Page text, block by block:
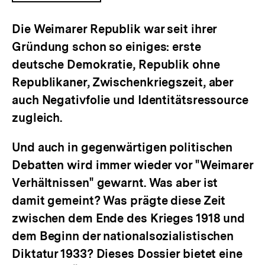
ÖFFNEN
Die Weimarer Republik war seit ihrer
Gründung schon so einiges: erste
deutsche Demokratie, Republik ohne
Republikaner, Zwischenkriegszeit, aber
auch Negativfolie und Identitätsressource
zugleich.
Und auch in gegenwärtigen politischen
Debatten wird immer wieder vor "Weimarer
Verhältnissen" gewarnt. Was aber ist
damit gemeint? Was prägte diese Zeit
zwischen dem Ende des Krieges 1918 und
dem Beginn der nationalsozialistischen
Diktatur 1933? Dieses Dossier bietet eine